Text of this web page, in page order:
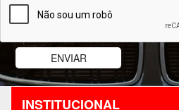
INSTITUCIONAL